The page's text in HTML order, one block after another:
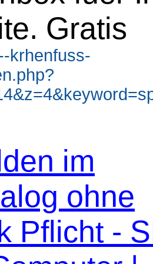
Gratis
krhenfuss-
im
ohne
Pflicht -